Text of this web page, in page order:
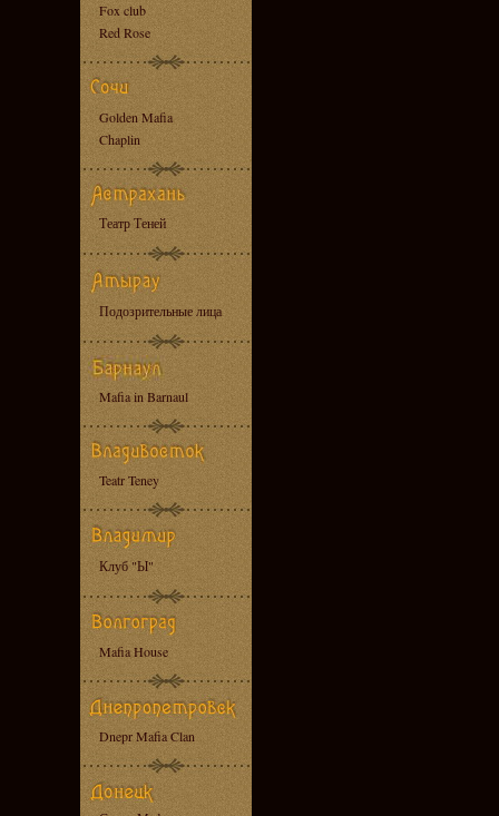
Fox club
Red Rose
Golden Mafia
Chaplin
Театр Теней
Подозрительные лица
Mafia in Barnaul
Teatr Teney
Клуб "Ы"
Mafia House
Dnepr Mafia Clan